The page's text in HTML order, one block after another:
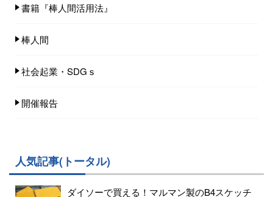
書籍『棒人間活用法』
棒人間
社会起業・SDGｓ
開催報告
人気記事(トータル)
ダイソーで買える！マルマン製のB4スケッチ